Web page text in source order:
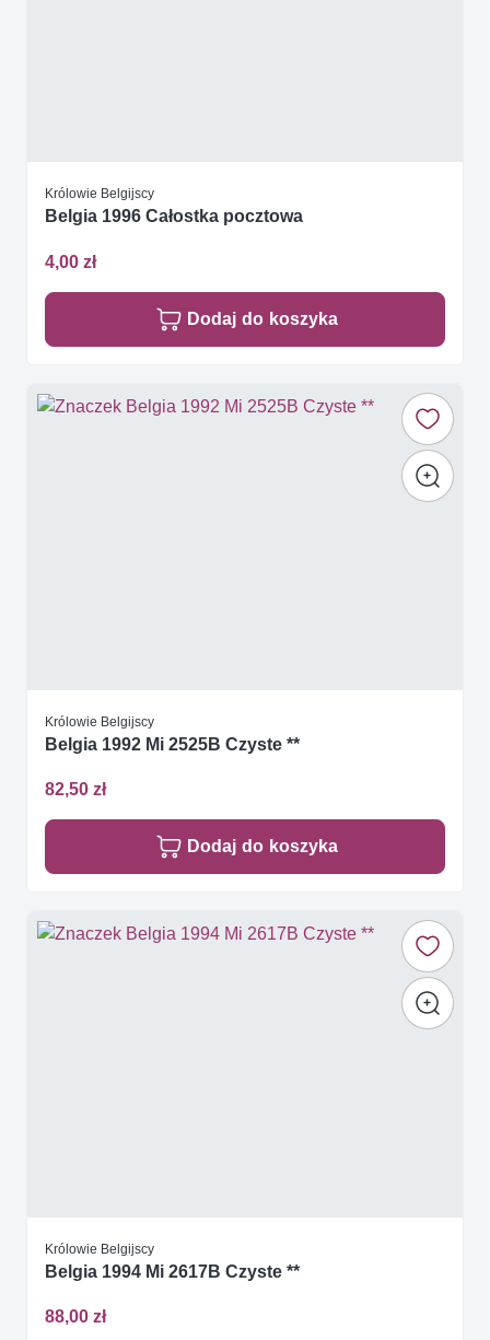
Królowie Belgijscy
Belgia 1996 Całostka pocztowa
4,00 zł
Dodaj do koszyka
Królowie Belgijscy
Belgia 1992 Mi 2525B Czyste **
82,50 zł
Dodaj do koszyka
Królowie Belgijscy
Belgia 1994 Mi 2617B Czyste **
88,00 zł